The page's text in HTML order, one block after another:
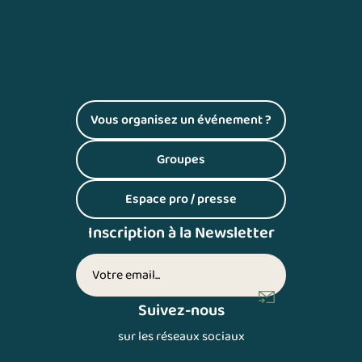
Vous organisez un événement ?
(S'ouvre dans un nouvel onglet)
Groupes(S'ouvre dans un nouvel onglet)
Espace pro / presse(S'ouvre dans un nouvel onglet)
Inscription à la Newsletter
Votre adresse email (inscription newsletter)
Suivez-nous
sur les réseaux sociaux